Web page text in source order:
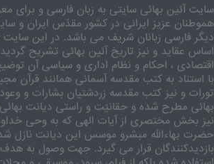
سایت آئین بهائی سایتی به زبان فارسی و برای
هموطنان عزیز ایرانی در کشور مقدّس ایران و
دیگر فارسی زبانان شریف می باشد. در این
اساس عقاید و نیز تاریخ آئین بهائی تشریح
اقتصادی ، احکام و نظام اداری و سیاسی آن
با استناد به کتب مقدسه آسمانی همانند قرآن
تورات و نیز کتب مقدسه زردشتیان بشارات و
بهائی مطرح شده و حقانیّت و راستی دیانت
نیز بخش مختصری از آیات الهی که به وحی
حضرت بهاءالله مبشرو موسس این دیانت نازل
بازدیدکنندگان قرار می گیرد. جهت وصول به هدف